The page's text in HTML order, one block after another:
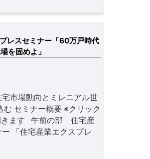
レスセミナー「60万戸時代
を固めよ」
市場動向とミレニアル世
む セミナー概要 ※クリック
きます 午前の部 住宅産
「住宅産業エクスプレ